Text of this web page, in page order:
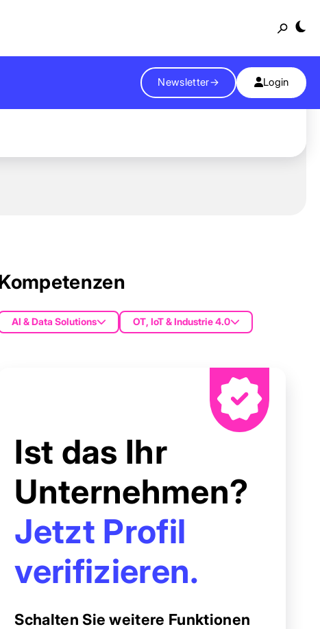
Newsletter→ Login
AI & Data Solutions OT, IoT & Industrie 4.0
Ist das Ihr
Unternehmen?
Jetzt Profil
verifizieren.
Schalten Sie weitere Funktionen